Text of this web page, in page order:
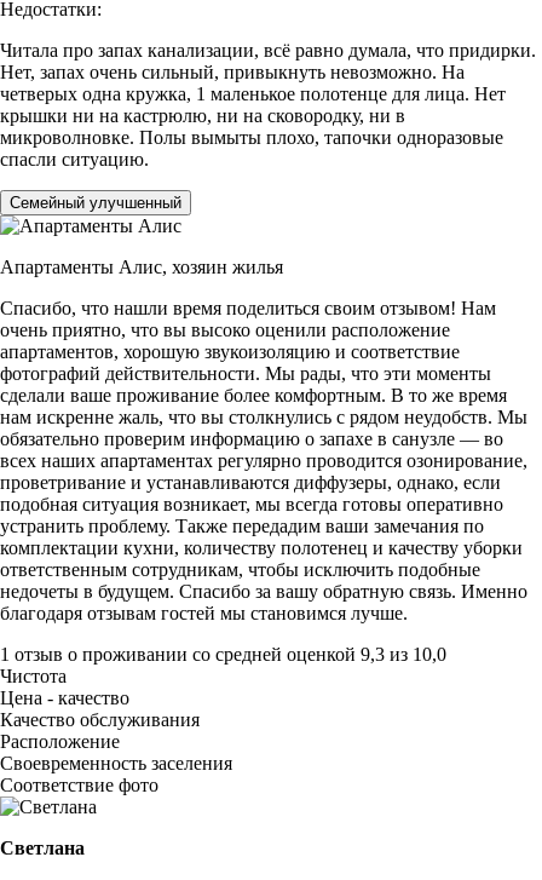
Недостатки:
Читала про запах канализации, всё равно думала, что придирки.
Нет, запах очень сильный, привыкнуть невозможно. На
четверых одна кружка, 1 маленькое полотенце для лица. Нет
крышки ни на кастрюлю, ни на сковородку, ни в
микроволновке. Полы вымыты плохо, тапочки одноразовые
спасли ситуацию.
Семейный улучшенный
Апартаменты Алис, хозяин жилья
Спасибо, что нашли время поделиться своим отзывом! Нам
очень приятно, что вы высоко оценили расположение
апартаментов, хорошую звукоизоляцию и соответствие
фотографий действительности. Мы рады, что эти моменты
сделали ваше проживание более комфортным. В то же время
нам искренне жаль, что вы столкнулись с рядом неудобств. Мы
обязательно проверим информацию о запахе в санузле — во
всех наших апартаментах регулярно проводится озонирование,
проветривание и устанавливаются диффузеры, однако, если
подобная ситуация возникает, мы всегда готовы оперативно
устранить проблему. Также передадим ваши замечания по
комплектации кухни, количеству полотенец и качеству уборки
ответственным сотрудникам, чтобы исключить подобные
недочеты в будущем. Спасибо за вашу обратную связь. Именно
благодаря отзывам гостей мы становимся лучше.
1 отзыв о проживании со средней оценкой 9,3 из 10,0
Чистота
Цена - качество
Качество обслуживания
Расположение
Своевременность заселения
Соответствие фото
Светлана